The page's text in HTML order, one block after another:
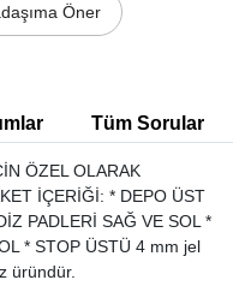
Öner
Tüm Sorular
ÖZEL OLARAK
İÇERİĞİ: * DEPO ÜST
PADLERİ SAĞ VE SOL *
* STOP ÜSTÜ 4 mm jel
üründür.